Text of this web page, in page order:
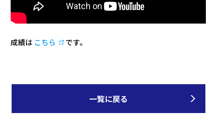
成績は こちら です。
一覧に戻る